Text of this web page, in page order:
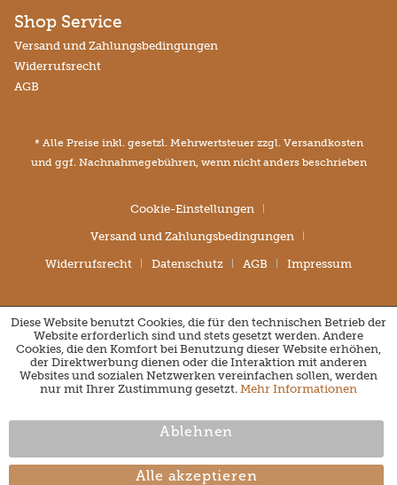
Shop Service
Versand und Zahlungsbedingungen
Widerrufsrecht
AGB
* Alle Preise inkl. gesetzl. Mehrwertsteuer zzgl. Versandkosten
und ggf. Nachnahmegebühren, wenn nicht anders beschrieben
Cookie-Einstellungen
Versand und Zahlungsbedingungen
Widerrufsrecht Datenschutz AGB Impressum
Diese Website benutzt Cookies, die für den technischen Betrieb der
Website erforderlich sind und stets gesetzt werden. Andere
Cookies, die den Komfort bei Benutzung dieser Website erhöhen,
der Direktwerbung dienen oder die Interaktion mit anderen
Websites und sozialen Netzwerken vereinfachen sollen, werden
nur mit Ihrer Zustimmung gesetzt. Mehr Informationen
Ablehnen
Alle akzeptieren